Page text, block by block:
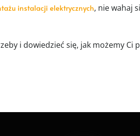
instalacji elektrycznych, nie wahaj
i dowiedzieć się, jak możemy